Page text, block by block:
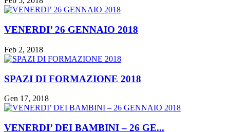
VENERDI’ 26 GENNAIO 2018
Feb 2, 2018
SPAZI DI FORMAZIONE 2018
Gen 17, 2018
VENERDI’ DEI BAMBINI – 26 GE...